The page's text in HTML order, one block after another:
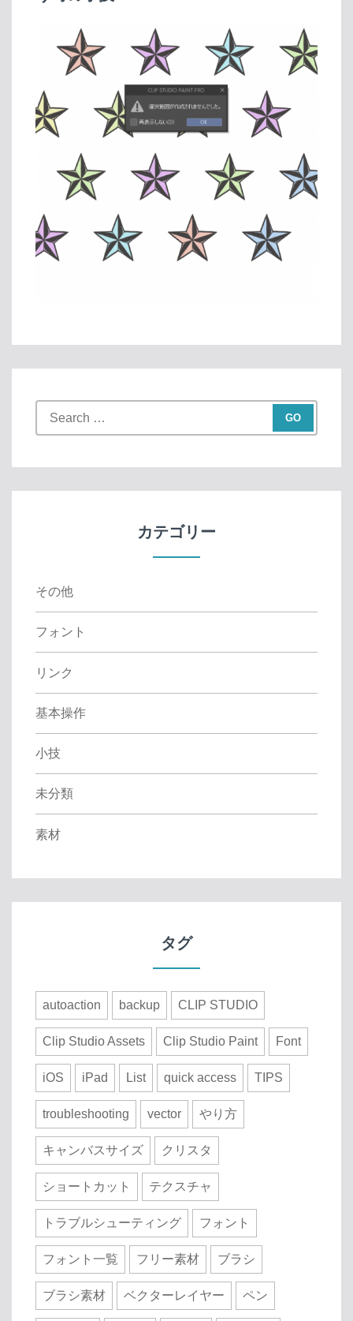
r
カテゴリー
その他
フォント
リンク
基本操作
小技
未分類
素材
タグ
autoaction backup CLIP STUDIO
Clip Studio Assets Clip Studio Paint Font
iOS iPad List quick access TIPS
troubleshooting vector やり方
キャンバスサイズ クリスタ
ショートカット テクスチャ
トラブルシューティング フォント
フォント一覧 フリー素材 ブラシ
ブラシ素材 ベクターレイヤー ペン